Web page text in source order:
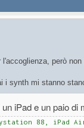
l'accoglienza, però
i synth mi stanno
iPad e un paio di
88, iPad